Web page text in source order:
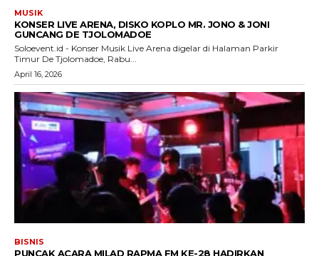
MUSIK
KONSER LIVE ARENA, DISKO KOPLO MR. JONO & JONI
GUNCANG DE TJOLOMADOE
Soloevent.id - Konser Musik Live Arena digelar di Halaman Parkir
Timur De Tjolomadoe, Rabu...
April 16, 2026
BISNIS
PUNCAK ACARA MILAD RAPMA FM KE-28 HADIRKAN